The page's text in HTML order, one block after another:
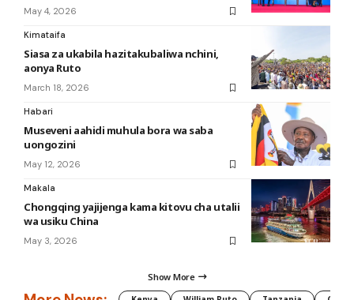
May 4, 2026
Kimataifa
Siasa za ukabila hazitakubaliwa nchini,
aonya Ruto
March 18, 2026
Habari
Museveni aahidi muhula bora wa saba
uongozini
May 12, 2026
Makala
Chongqing yajijenga kama kitovu cha utalii
wa usiku China
May 3, 2026
Show More